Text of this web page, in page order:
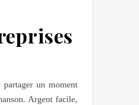
un moment
Argent facile,